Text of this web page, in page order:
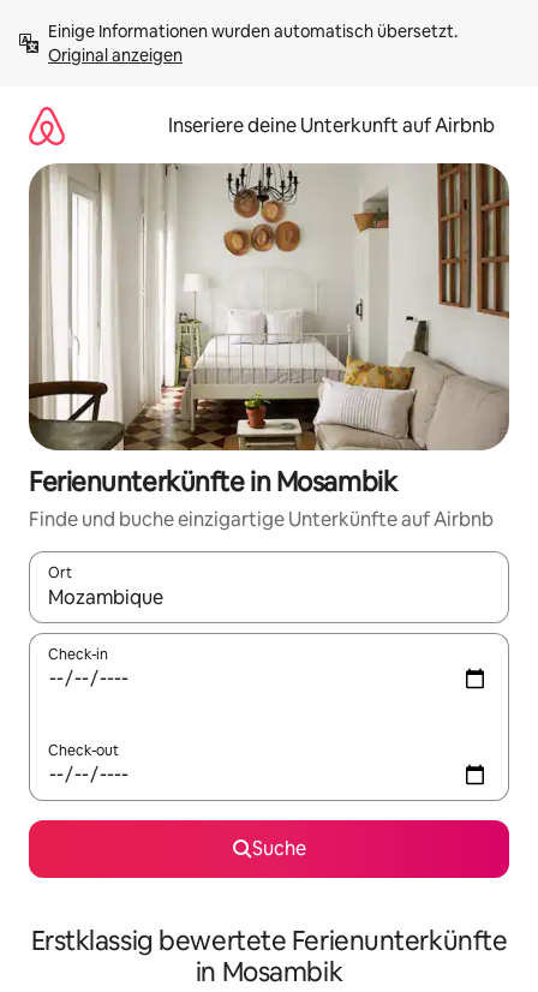
Inhalten
springenOriginal anzeigen
Inseriere deine Unterkunft auf Airbnb
Ferienunterkünfte in Mosambik
Finde und buche einzigartige Unterkünfte auf Airbnb
Ort
Wenn Ergebnisse verfügbar sind, navigiere mit den
Check-in
Check-out
Suche
Erstklassig bewertete Ferienunterkünfte
in Mosambik